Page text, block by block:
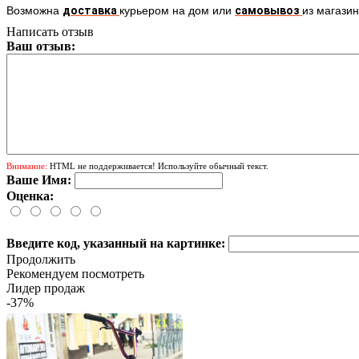
Возможна доставка курьером на дом или самовывоз из
Написать отзыв
Ваш отзыв:
Внимание: HTML не поддерживается! Используйте обычный текст.
Ваше Имя:
Оценка:
Введите код, указанный на картинке:
Продолжить
Рекомендуем посмотреть
Лидер продаж
-37%